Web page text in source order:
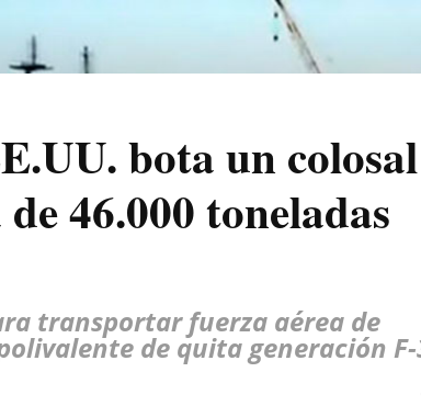
bota un colosal
46.000 toneladas
transportar fuerza aérea de
de quita generación F-